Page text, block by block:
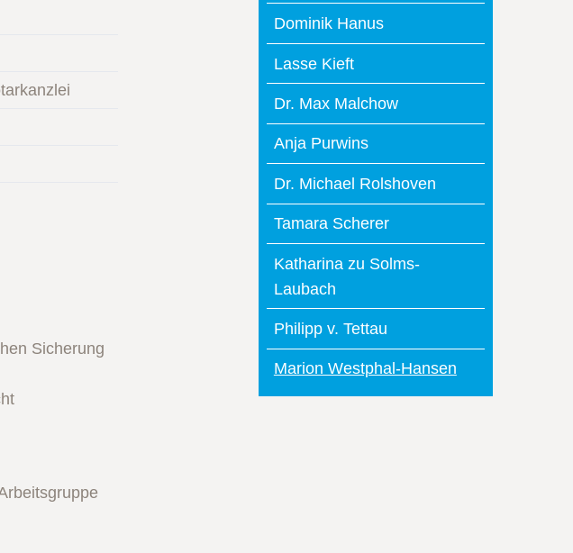
Sicherung
Dominik Hanus
Lasse Kieft
Dr. Max Malchow
Anja Purwins
Dr. Michael Rolshoven
Tamara Scherer
Katharina zu Solms-
Laubach
Philipp v. Tettau
Marion Westphal-Hansen